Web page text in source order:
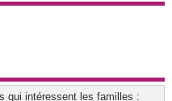
qui intéressent les familles :